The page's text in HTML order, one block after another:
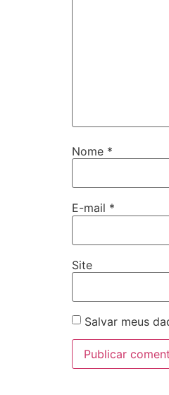
Nome *
E-mail *
Site
Salvar meus